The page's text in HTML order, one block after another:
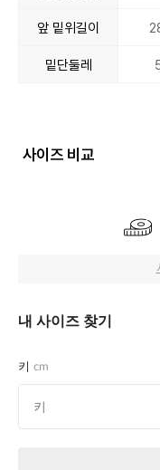
앞 밑위길이
밑단둘레
사이즈 비교